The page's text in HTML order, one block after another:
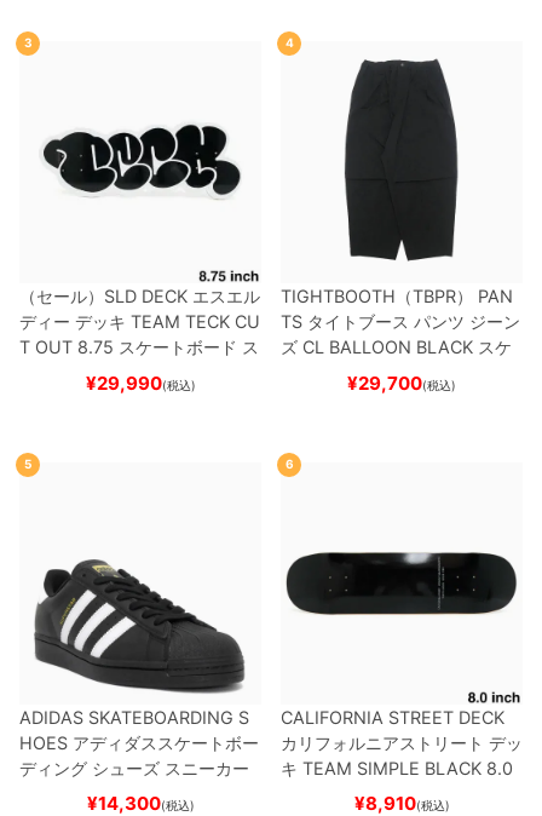
3
（セール） SLD DECK エスエル
ディー デッキ TEAM TECK CU
T OUT 8.75 スケートボード ス
¥29,990(税込)
4
TIGHTBOOTH（TBPR） PAN
TS タイトブース パンツ ジーン
ズ CL BALLOON BLACK スケ
ートボード スケボー
¥29,700(税込)
5
ADIDAS SKATEBOARDING S
HOES アディダススケートボー
ディング シューズ スニーカー
スーパースターSUPERSTAR A
¥14,300(税込)
6
CALIFORNIA STREET DECK
カリフォルニアストリート デッ
キ TEAM SIMPLE BLACK 8.0
ブランク（BBS / GENERATO
¥8,910(税込)